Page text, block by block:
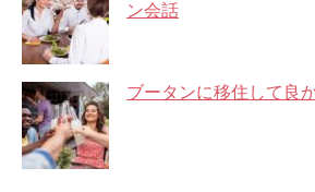
ン会話
ブータンに移住して良